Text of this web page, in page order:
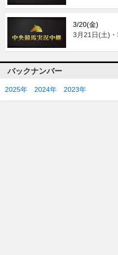
3/20(金)
3月21日(土)
バックナンバー
2025年 2024年 2023年